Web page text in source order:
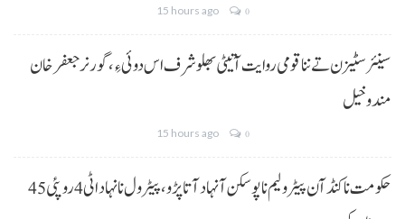
15 hours ago 0
سینئر سٹیزن تے ننا قومی روایت آتیٹی بھلو شرف اس دوئی ءِ،گورنر جعفرخان
مندوخیل
15 hours ago 0
حکومت نا کنڈ آن پیٹرولیم نا پوسکن آ نہاد آتا پڑو،پیٹرول نا نہاد اٹی 4 روپئی 45